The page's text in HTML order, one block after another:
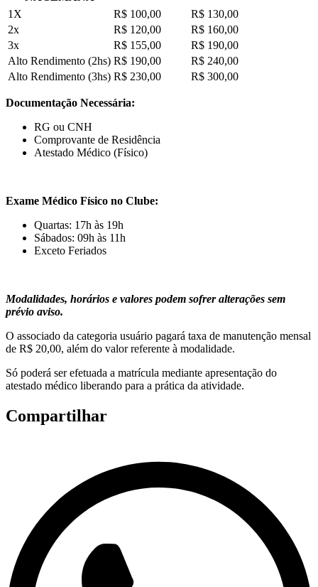
1X
R$ 100,00
R$ 130,00
2x
R$ 120,00
R$ 160,00
3x
R$ 155,00
R$ 190,00
Alto Rendimento (2hs) R$ 190,00
R$ 240,00
Alto Rendimento (3hs) R$ 230,00 R$ 300,00
Documentação Necessária:
RG ou CNH
Comprovante de Residência
Atestado Médico (Físico)
Exame Médico Físico no Clube:
Quartas: 17h às 19h
Sábados: 09h às 11h
Exceto Feriados
Modalidades, horários e valores podem sofrer alterações sem
prévio aviso.
O associado da categoria usuário pagará taxa de manutenção mensal
de R$ 20,00, além do valor referente à modalidade.
Só poderá ser efetuada a matrícula mediante apresentação do
atestado médico liberando para a prática da atividade.
Compartilhar